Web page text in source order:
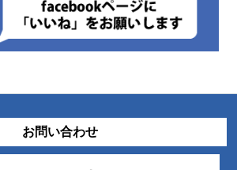
お問い合わせ